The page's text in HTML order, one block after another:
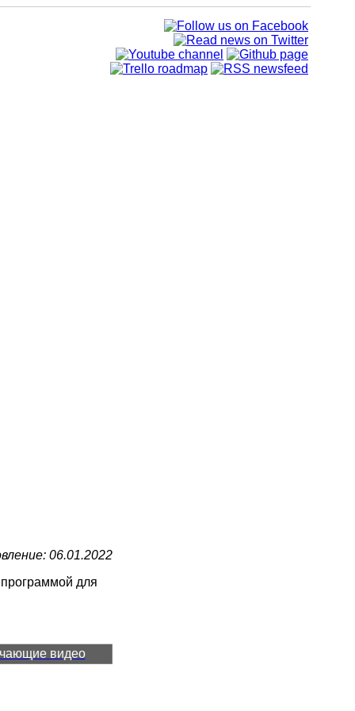
06.01.2022
для
видео